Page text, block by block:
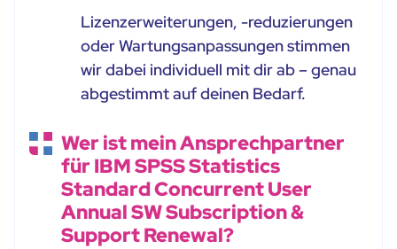
Lizenzerweiterungen, -reduzierungen
oder Wartungsanpassungen stimmen
wir dabei individuell mit dir ab – genau
abgestimmt auf deinen Bedarf.
Wer ist mein Ansprechpartner
für IBM SPSS Statistics
Standard Concurrent User
Annual SW Subscription &
Support Renewal?